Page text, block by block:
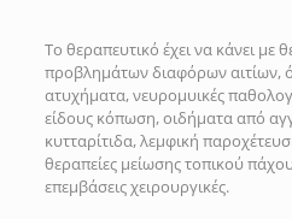
Το θεραπευτικό έχει να κάνει με
προβλημάτων διαφόρων αιτίων,
ατυχήματα, νευρομυικές
είδους κόπωση, οιδήματα από
κυτταρίτιδα, λεμφική
θεραπείες μείωσης τοπικού
επεμβάσεις χειρουργικές.